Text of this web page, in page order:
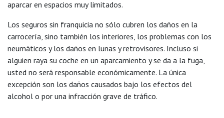
aparcar en espacios muy limitados.
Los seguros sin franquicia no sólo cubren los daños en la
carrocería, sino también los interiores, los problemas con los
neumáticos y los daños en lunas y retrovisores. Incluso si
alguien raya su coche en un aparcamiento y se da a la fuga,
usted no será responsable económicamente. La única
excepción son los daños causados bajo los efectos del
alcohol o por una infracción grave de tráfico.